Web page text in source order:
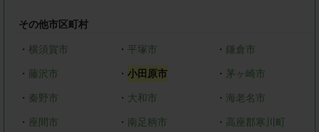
その他市区町村
・ 横須賀市 ・ 平塚市 ・ 鎌倉市
・ 藤沢市 ・ 小田原市 ・ 茅ヶ崎市
・ 秦野市 ・ 大和市 ・ 海老名市
・ 座間市 ・ 南足柄市 ・ 高座郡寒川町